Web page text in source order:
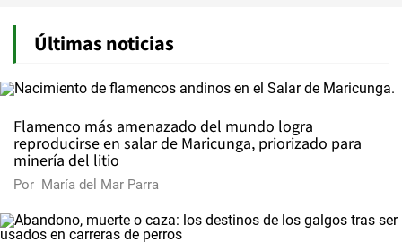
Últimas noticias
Flamenco más amenazado del mundo logra
reproducirse en salar de Maricunga, priorizado para
minería del litio
Por María del Mar Parra